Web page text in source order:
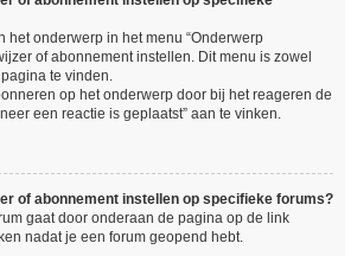
het onderwerp in het menu “Onderwerp
of abonnement instellen. Dit menu is zowel
te vinden.
op het onderwerp door bij het reageren de
een reactie is geplaatst” aan te vinken.
of abonnement instellen op specifieke forums?
gaat door onderaan de pagina op de link
nadat je een forum geopend hebt.